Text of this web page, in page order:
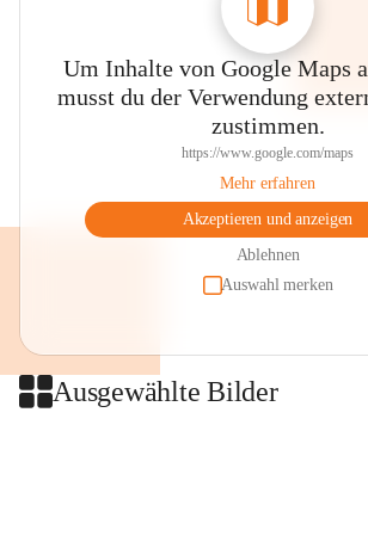
Um Inhalte von Google Maps
musst du der Verwendung
zustimmen.
https://www.google.com/maps
Mehr erfahren
Akzeptieren und anzeigen
Ablehnen
Auswahl merken
Ausgewählte Bilder